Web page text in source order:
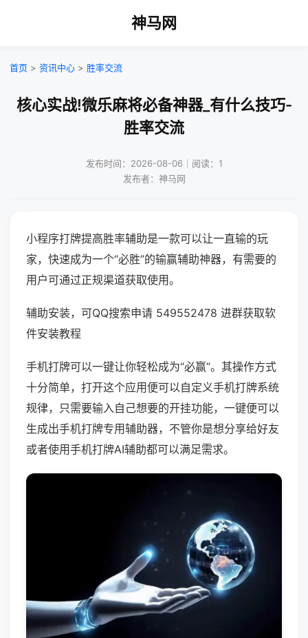
神马网
首页 > 资讯中心 > 胜率交流
核心实战!微乐麻将必备神器_有什么技巧-
胜率交流
发布时间：2026-08-06｜阅读：1
发布者：神马网
小程序打牌提高胜率辅助是一款可以让一直输的玩
家，快速成为一个“必胜”的输赢辅助神器，有需要的
用户可通过正规渠道获取使用。
辅助安装，可QQ搜索申请 549552478 进群获取软
件安装教程
手机打牌可以一键让你轻松成为“必赢”。其操作方式
十分简单，打开这个应用便可以自定义手机打牌系统
规律，只需要输入自己想要的开挂功能，一键便可以
生成出手机打牌专用辅助器，不管你是想分享给好友
或者使用手机打牌AI辅助都可以满足需求。